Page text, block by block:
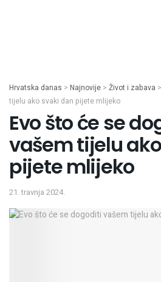
Hrvatska danas > Najnovije > Život i zabava >
tijelu ako svaki dan pijete mlijeko
Evo što će se
vašem tijelu
pijete mlijeko
21. travnja 2024.